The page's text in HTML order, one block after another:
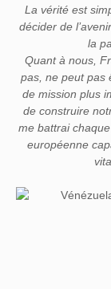
La vérité est
décider de
la
Quant à nous,
pas, ne peut pas
de mission plus
de construire
me battrai
européenne